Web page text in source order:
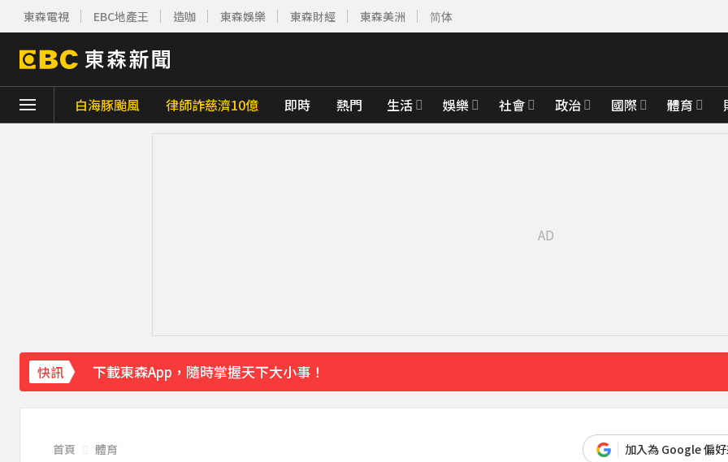
東森電視 EBC地產王 造咖 東森娛樂 東森財經 東森美洲 简体
白海豚颱風 律師詐慈濟10億 即時 熱門 生活 娛樂 社會 政治 國際 體育
快訊
下載東森App，隨時掌握天下大小事！
八點檔女神美照遭放大腳趾！被酸「暗沉皺褶」本人無奈回應
43分鐘前
首頁 體育 加入為 Google 偏